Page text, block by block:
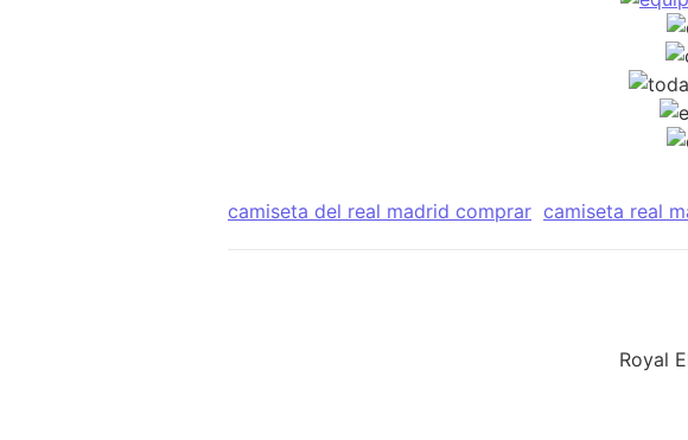
camiseta del real madrid comprar camiseta real
Royal